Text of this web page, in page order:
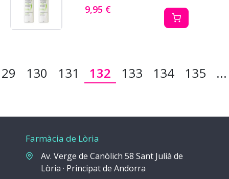
9,95 €
130 131 132 133 134 135 ...
Farmàcia de Lòria
Av. Verge de Canòlich 58 Sant Julià de
Lòria · Principat de Andorra